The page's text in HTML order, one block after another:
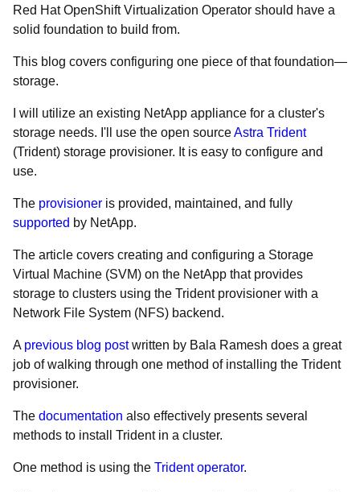
Red Hat OpenShift Virtualization Operator should have a
solid foundation to build from.
This blog covers configuring one piece of that foundation—
storage.
I will utilize an existing NetApp appliance for a cluster's
storage needs. I'll use the open sourceAstra Trident
(Trident) storage provisioner. It is easy to configure and
use.
The provisioner is provided, maintained, and fully
supported by NetApp.
The article covers creating and configuring a Storage
Virtual Machine (SVM) on the NetApp that provides
storage to clusters using the Trident provisioner with a
Network File System (NFS) backend.
A previous blog postwritten by Bala Ramesh does a great
job of walking through one method of installing the Trident
provisioner.
The documentation also effectively presents several
methods to install Trident in a cluster.
One method is using the Trident operator.